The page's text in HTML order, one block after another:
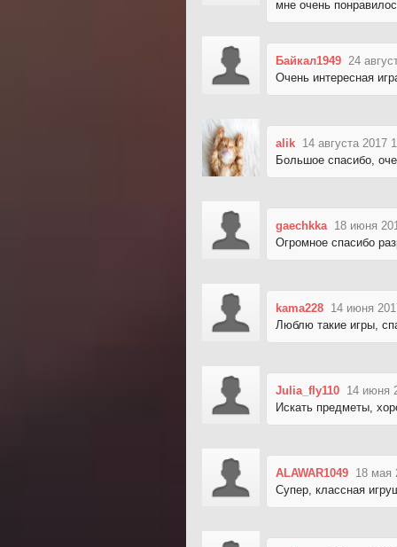
мне очень
Байкал1949 24
Очень интересная
alik 14 августа 2017
Большое спасибо,
gaechkka 18 июня
Огромное спасибо
kama228 14 июня
Люблю такие игры,
Julia_fly110 14 июня
Искать предметы,
ALAWAR1049 18 мая
Супер, классная